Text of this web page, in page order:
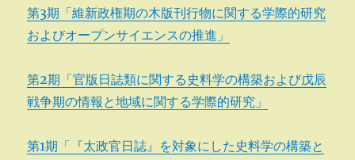
第3期「維新政権期の木版刊行物に関する学際的研究
およびオープンサイエンスの推進」
第2期「官版日誌類に関する史料学の構築および戊辰
戦争期の情報と地域に関する学際的研究」
第1期「『太政官日誌』を対象にした史料学の構築と